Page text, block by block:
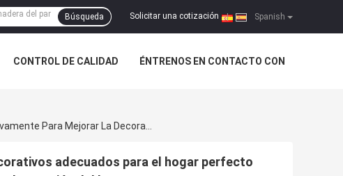
Spanish
Solicitar una cotización |
Búsqueda
CONTROL DE CALIDAD ÉNTRENOS EN CONTACTO CON
adecuados para el hogar perfecto